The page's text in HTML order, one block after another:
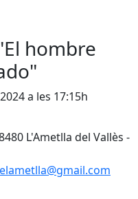
hombre
a les 17:15h
L'Ametlla del Vallès -